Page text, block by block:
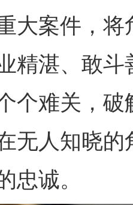
大案件，将
精湛、敢斗
个难关，
无人知晓
忠诚。